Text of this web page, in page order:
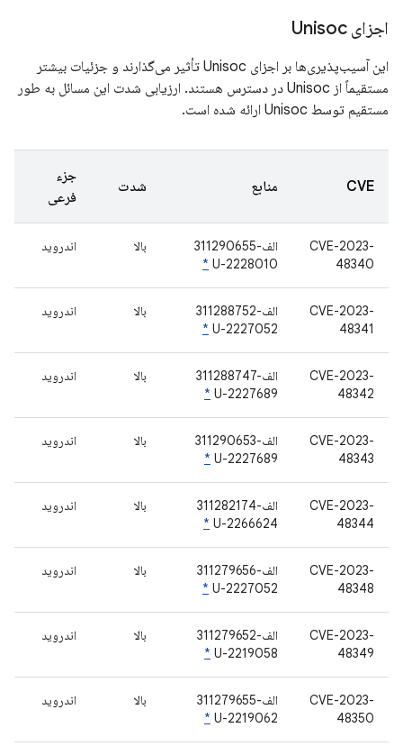
اجزای Unisoc
این آسیب‌پذیری‌ها بر اجزای Unisoc تأثیر می‌گذارند و جزئیات بیشتر
مستقیماً از Unisoc در دسترس هستند. ارزیابی شدت این مسائل به طور
مستقیم توسط Unisoc ارائه شده است.
CVE منابع شدت
جزء
فرعی
CVE-2023-
48340
الف-311290655
U-2228010
*
بالا اندروید
CVE-2023-
48341
الف-311288752
U-2227052
*
بالا اندروید
CVE-2023-
48342
الف-311288747
U-2227689
*
بالا اندروید
CVE-2023-
48343
الف-311290653
U-2227689
*
بالا اندروید
CVE-2023-
48344
الف-311282174
U-2266624
*
بالا اندروید
CVE-2023-
48348
الف-311279656
U-2227052
*
بالا اندروید
CVE-2023-
48349
الف-311279652
U-2219058
*
بالا اندروید
CVE-2023-
48350
الف-311279655
U-2219062
*
بالا اندروید